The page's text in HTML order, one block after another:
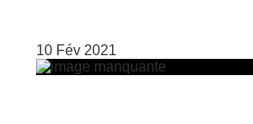
10 Fév 2021